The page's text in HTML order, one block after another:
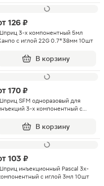
126 ₽
3-х компонентный 5мл
с иглой 22G 0.7*38мм 10шт
В корзину
170 ₽
SFM одноразовый для
3-х компонентный с
В корзину
103 ₽
инъекционный Pascal 3х-
с иглой 3мл 10шт